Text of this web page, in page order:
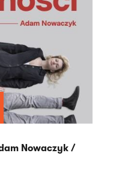
Nowaczyk /